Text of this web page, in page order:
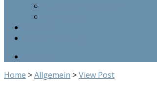
Home >Allgemein >View Post